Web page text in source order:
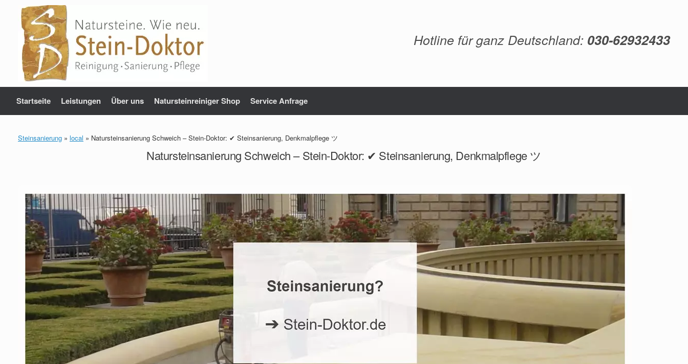
springen
Hotline für ganz Deutschland: 030-62932433
Startseite Leistungen Über uns Natursteinreiniger Shop Service Anfrage
Steinsanierung » local » Natursteinsanierung Schweich – Stein-Doktor: ✔ Steinsanierung, Denkmalpflege ツ
Natursteinsanierung Schweich – Stein-Doktor: ✔ Steinsanierung, Denkmalpflege ツ